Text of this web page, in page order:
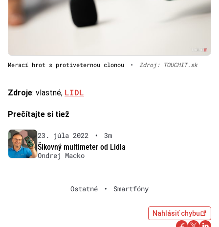
Merací hrot s protiveternou clonou • Zdroj: TOUCHIT.sk
Zdroje: vlastné, LIDL
Prečítajte si tiež
23. júla 2022 •
3m
Šikovný multimeter od Lidla
Ondrej Macko
Ostatné • Smartfóny
Nahlásiť chybu